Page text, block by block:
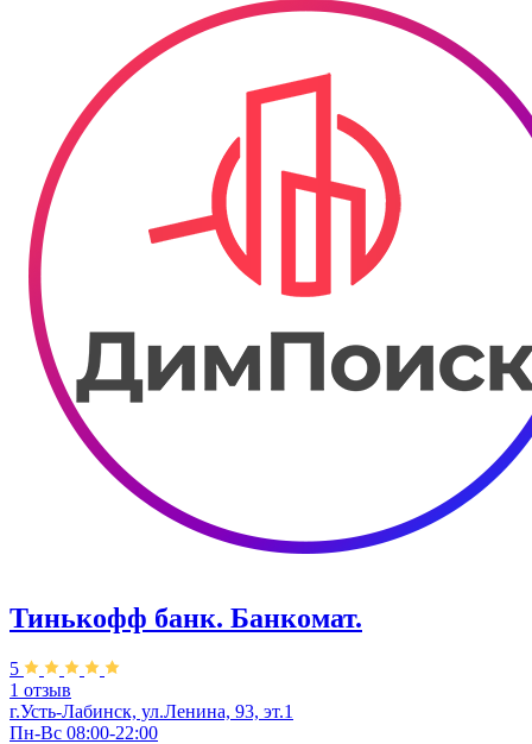
Тинькофф банк. Банкомат.
5
1 отзыв
г.Усть-Лабинск, ул.​Ленина, 93, эт.1
Пн-Вс 08:00-22:00